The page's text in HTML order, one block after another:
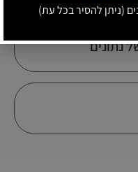
נתונים
(ניתן להסיר בכל עת)